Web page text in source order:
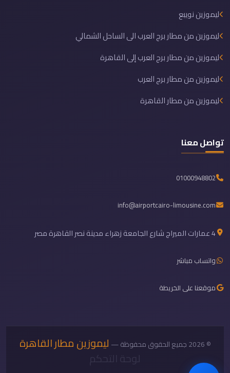
ليموزين نويبع
ليموزين من مطار برج العرب الى الساحل الشمالي
ليموزين من مطار برج العرب إلى القاهرة
ليموزين من مطار برج العرب
ليموزين من مطار القاهرة
تواصل معنا
01000948802
info@airportcairo-limousine.com
4 عمارات الميراج شارع الجامعة زهراء مدينة نصر القاهرة مصر
واتساب مباشر
موقعنا على الخريطة
ليموزين مطار القاهرة